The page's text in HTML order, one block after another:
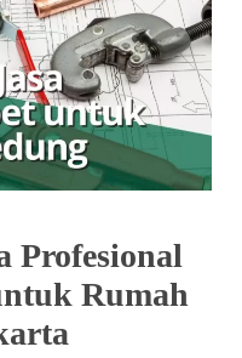
Profesional
Rumah